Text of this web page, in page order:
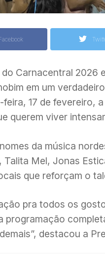
do Carnacentral 2026
em um
17 de fevereiro,
querem viver
da música
Talita Mel, Jonas
que reforçam o
pra todos os
programação
destacou a